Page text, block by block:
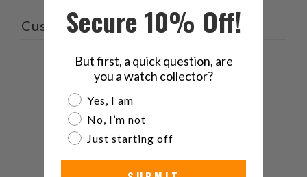
く
だ
い。
Customer reviews
5 / 5
Secure 10% Off!
But first, a quick question, are
you a watch collector?
Are you a watch collector?
Yes, I am
No, I’m not
Just starting off